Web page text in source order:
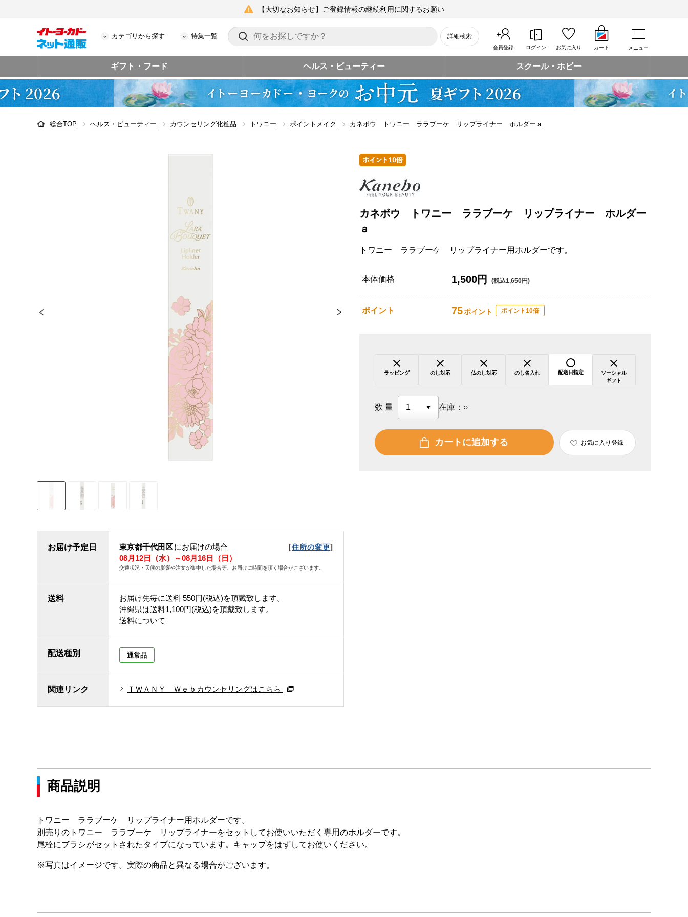
【大切なお知らせ】ご登録情報の継続利用に関するお願い
カテゴリから探す 特集一覧 詳細検索
会員登録 ログイン お気に入り カート メニュー
ギフト・フード ヘルス・ビューティー スクール・ホビー
総合TOP ヘルス・ビューティー カウンセリング化粧品 トワニー ポイントメイク カネボウ トワニー ララブーケ リップライナー ホルダーａ
お届け予定日 東京都千代田区にお届けの場合 [住所の変更]
08月12日（水）～08月16日（日）
交通状況・天候の影響や注文が集中した場合等、お届けに時間を頂く場合がございます。
送料 お届け先毎に送料 550円(税込)を頂戴致します。
沖縄県は送料1,100円(税込)を頂戴致します。
送料について
配送種別 通常品
関連リンク ＴＷＡＮＹ Ｗｅｂカウンセリングはこちら
カネボウ トワニー ララブーケ リップライナー ホルダー
ａ
トワニー ララブーケ リップライナー用ホルダーです。
本体価格 1,500円 (税込1,650円)
ポイント 75ポイント ポイント10倍
ラッピング のし対応 仏のし対応 のし名入れ 配送日指定
ソーシャル
ギフト
数量 在庫： ○
カートに追加する お気に入り登録
商品説明
トワニー ララブーケ リップライナー用ホルダーです。
別売りのトワニー ララブーケ リップライナーをセットしてお使いいただく専用のホルダーです。
尾栓にブラシがセットされたタイプになっています。キャップをはずしてお使いください。
※写真はイメージです。実際の商品と異なる場合がございます。